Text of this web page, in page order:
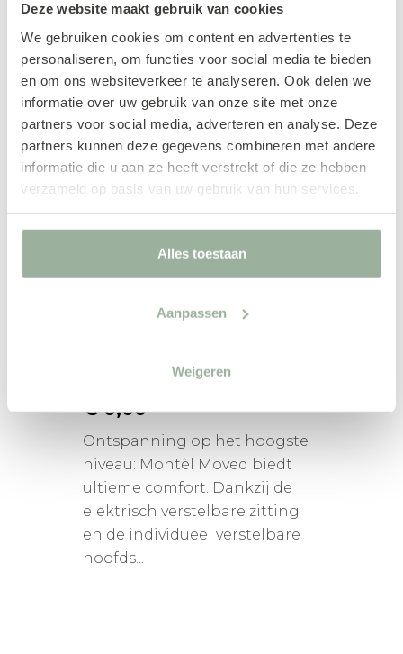
Deze website maakt gebruik van cookies
We gebruiken cookies om content en advertenties te
personaliseren, om functies voor social media te bieden
en om ons websiteverkeer te analyseren. Ook delen we
informatie over uw gebruik van onze site met onze
partners voor social media, adverteren en analyse. Deze
partners kunnen deze gegevens combineren met andere
informatie die u aan ze heeft verstrekt of die ze hebben
verzameld op basis van uw gebruik van hun services.
Alles toestaan
Aanpassen
Weigeren
Hoekbank Moved
€ 0,00
Ontspanning op het hoogste
niveau: Montèl Moved biedt
ultieme comfort. Dankzij de
elektrisch verstelbare zitting
en de individueel verstelbare
hoofds...